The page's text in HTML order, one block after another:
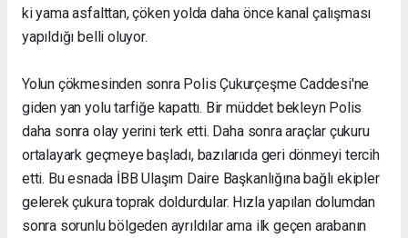
ki yama asfalttan, çöken yolda daha önce kanal çalışması
yapıldığı belli oluyor.
Yolun çökmesinden sonra Polis Çukurçeşme Caddesi'ne
giden yan yolu tarfiğe kapattı. Bir müddet bekleyn Polis
daha sonra olay yerini terk etti. Daha sonra araçlar çukuru
ortalayark geçmeye başladı, bazılarıda geri dönmeyi tercih
etti. Bu esnada İBB Ulaşım Daire Başkanlığına bağlı ekipler
gelerek çukura toprak doldurdular. Hızla yapılan dolumdan
sonra sorunlu bölgeden ayrıldılar ama ilk geçen arabanın